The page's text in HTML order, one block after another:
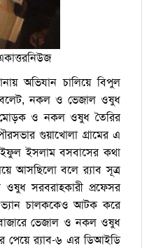
অভিযান চালিয়ে বিপুল
নকল ও ভেজাল ওষুধ
মোড়ক ও নকল ওষুধ তৈরির
গুয়াখোলা গ্রামের এ
ইসলাম বসবাসের কথা
আসছিলো বলে র‌্যাব সূত্র
সরবরাহকারী প্রফেসর
চালককেও আটক করে
বাজারে ভেজাল ও নকল ওষুধ
পেয়ে র‌্যাব-৬ এর ডিআইডি